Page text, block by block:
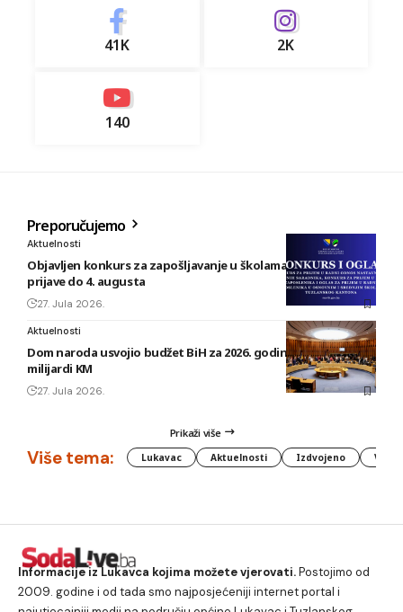
41K 2K
140
Preporučujemo
Aktuelnosti
Objavljen konkurs za zapošljavanje u školama TK: Rok za
prijave do 4. augusta
27. Jula 2026.
Aktuelnosti
Dom naroda usvojio budžet BiH za 2026. godinu vrijedan 1,58
milijardi KM
27. Jula 2026.
Prikaži više
Više tema: Lukavac Aktuelnosti Izdvojeno
Informacije iz Lukavca kojima možete vjerovati.Postojimo od
2009. godine i od tada smo najposjećeniji internet portal i